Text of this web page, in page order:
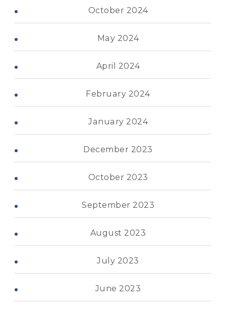
October 2024
May 2024
April 2024
February 2024
January 2024
December 2023
October 2023
September 2023
August 2023
July 2023
June 2023